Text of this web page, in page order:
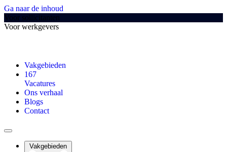
Ga naar de inhoud
Voor sollicitanten
Voor werkgevers
Vakgebieden
167
Vacatures
Ons verhaal
Blogs
Contact
Vakgebieden